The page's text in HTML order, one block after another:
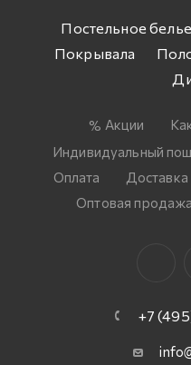
Постельное белье
Покрывала
Акции
Индивидуальный
Оплата
Доставка
Оптовая продажа
+7